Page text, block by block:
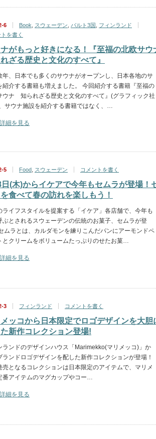
6 Book スウェーデン バルト3国
フィンランド
を書く
がもっと好きになる！『至福の北欧サウ
ざる歴史と文化のすべて』
年、日本でも多くのサウナがオープンし、日本各地のサ
紹介する書籍も増えました。 今回紹介する書籍『至福の
ウナ 知られざる歴史と文化のすべて』(グラフィック社
サウナ施設を紹介する書籍ではなく、…
詳細を見る
5 Food スウェーデン コメントを書く
(木)からイケアで今年もセムラが登場！
食べて春の訪れを楽しもう！
ライフスタイルを提案する「イケア」各店舗で、今年も
ぶとされるスウェーデンの伝統のお菓子、セムラが登
ムラとは、カルダモンを練りこんだパンにアーモンドペ
とクリームをボリュームたっぷりのせたお菓…
詳細を見る
3 フィンランド コメントを書く
ッコから日本限定でロゴデザインを大胆
新作コレクション登場!
ランドのデザインハウス「Marimekko(マリメッコ)」か
ランドロゴデザインを配した新作コレクションが登場！
売となるコレクションは日本限定のアイテムで、マリメ
番アイテムのマグカップやコー…
詳細を見る